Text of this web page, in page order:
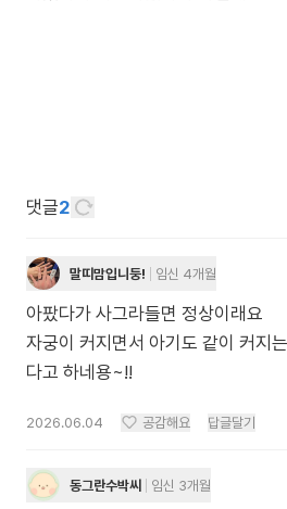
댓글2
말띠맘입니둥! 임신 4개월
아팠다가 사그라들면 정상이래요
자궁이 커지면서 아기도 같이 커지
다고 하네용~!!
2026.06.04 공감해요 답글달기
동그란수박씨 임신 3개월